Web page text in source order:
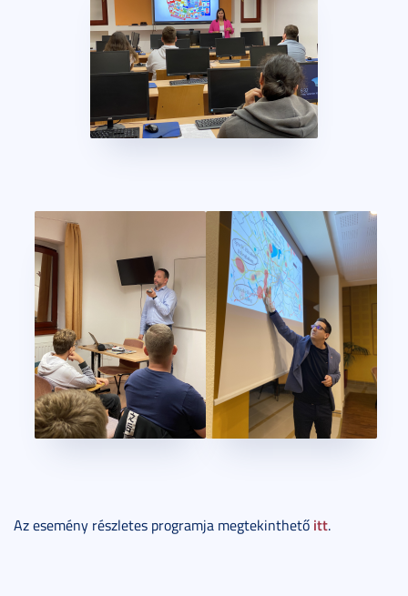
Az esemény részletes programja megtekinthető itt.